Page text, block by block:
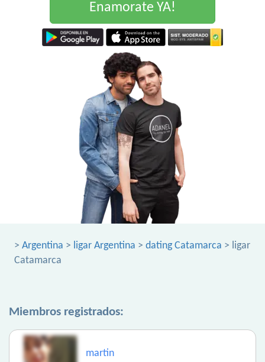
Enamorate YA!
> Argentina > ligar Argentina > dating Catamarca > ligar
Catamarca
Miembros registrados:
martin